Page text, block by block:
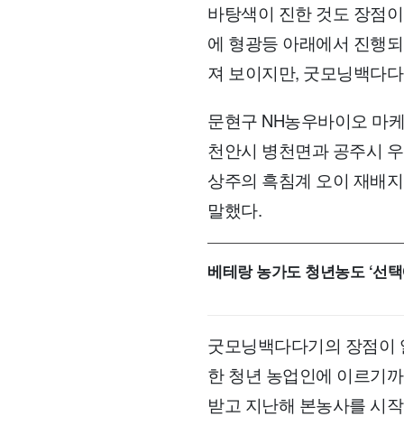
바탕색이 진한 것도 장점
에 형광등 아래에서 진행
져 보이지만, 굿모닝백다
문현구 NH농우바이오 마
천안시 병천면과 공주시
상주의 흑침계 오이 재배
말했다.
베테랑 농가도 청년농도 ‘선
굿모닝백다다기의 장점이
한 청년 농업인에 이르기
받고 지난해 본농사를 시